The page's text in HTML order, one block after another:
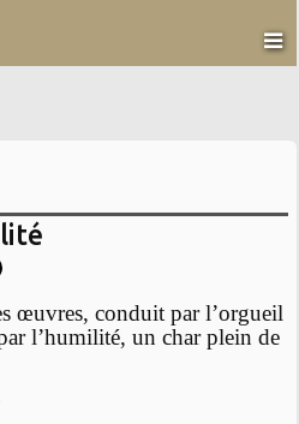
œuvres, conduit par l’orgueil
l’humilité, un char plein de